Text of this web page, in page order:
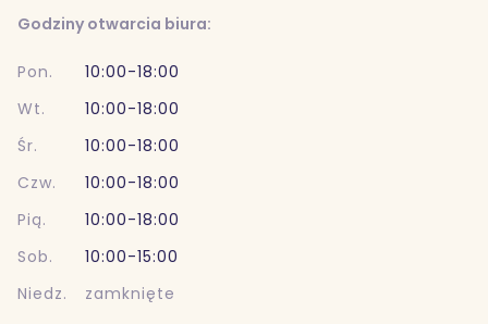
Godziny otwarcia biura:
Pon.
10:00-18:00
Wt.
10:00-18:00
Śr.
10:00-18:00
Czw.
10:00-18:00
Pią.
10:00-18:00
Sob.
10:00-15:00
Niedz.
zamknięte